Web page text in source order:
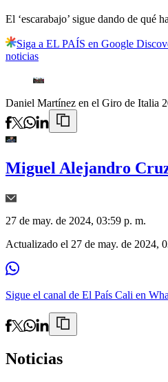
El ‘escarabajo’ sigue dando de qué
Siga a EL PAÍS en Google
noticias
Daniel Martínez en el Giro de Italia
Miguel Alejandro
27 de may. de 2024, 03:59 p. m.
Actualizado el 27 de may. de 2024,
Sigue el canal de El País Cali en
Noticias